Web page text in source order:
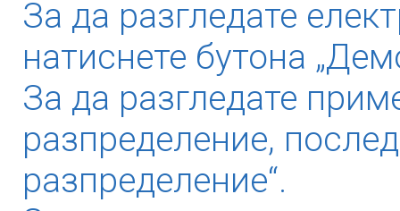
За да разгледате
натиснете бутона
За да разгледате
разпределение,
разпределение“.